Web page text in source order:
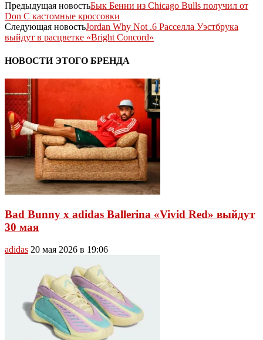
Предыдущая новостьБык Бенни из Chicago Bulls получил от
Don C кастомные кроссовки
Следующая новостьJordan Why Not .6 Расселла Уэстбрука
выйдут в расцветке «Bright Concord»
НОВОСТИ ЭТОГО БРЕНДА
Bad Bunny x adidas Ballerina «Vivid Red» выйдут
30 мая
adidas 20 мая 2026 в 19:06